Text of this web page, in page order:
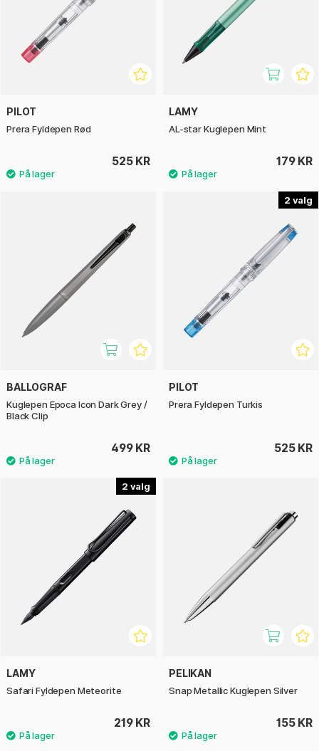
PILOT
Prera Fyldepen Rød
525 KR
LAMY
AL-star Kuglepen Mint
179 KR
BALLOGRAF
Kuglepen Epoca Icon Dark Grey /
Black Clip
499 KR
2
PILOT
Prera Fyldepen Turkis
525 KR
2
LAMY
Safari Fyldepen Meteorite
219 KR
PELIKAN
Snap Metallic Kuglepen Silver
155 KR